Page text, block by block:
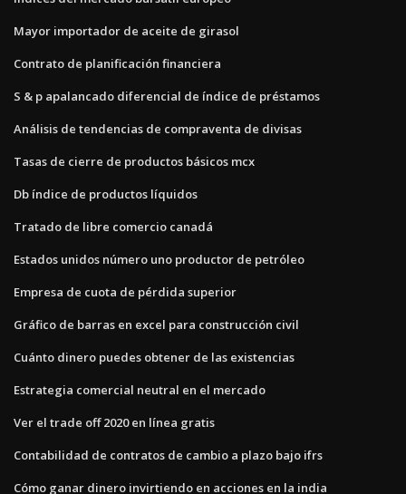
Mayor importador de aceite de girasol
Contrato de planificación financiera
S & p apalancado diferencial de índice de préstamos
Análisis de tendencias de compraventa de divisas
Tasas de cierre de productos básicos mcx
Db índice de productos líquidos
Tratado de libre comercio canadá
Estados unidos número uno productor de petróleo
Empresa de cuota de pérdida superior
Gráfico de barras en excel para construcción civil
Cuánto dinero puedes obtener de las existencias
Estrategia comercial neutral en el mercado
Ver el trade off 2020 en línea gratis
Contabilidad de contratos de cambio a plazo bajo ifrs
Cómo ganar dinero invirtiendo en acciones en la india